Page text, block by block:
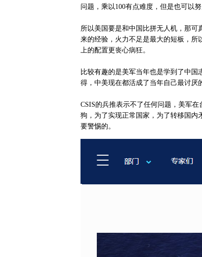
问题，乘以100有点难度，但是也可以努
所以美国要是和中国比拼无人机，那
来的经验，火力不足是最大的短板，所
上的配置更丧心病狂。
比较有趣的是美军当年也是学到了中
得，中美现在都活成了当年自己最讨厌
CSIS的兵推表示不了任何问题，美军
狗，为了实现正常国家，为了转移国内
要警惕的。